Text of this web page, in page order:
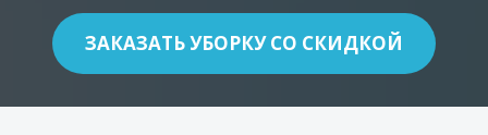
ЗАКАЗАТЬ УБОРКУ СО СКИДКОЙ